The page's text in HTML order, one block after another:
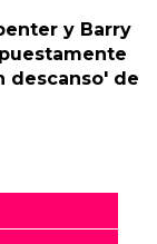
y Barry
descanso' de